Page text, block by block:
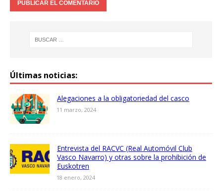
Últimas noticias:
Alegaciones a la obligatoriedad del casco
11 marzo, 2024
Entrevista del RACVC (Real Automóvil Club
Vasco Navarro) y otras sobre la prohibición de
Euskotren
18 enero, 2024